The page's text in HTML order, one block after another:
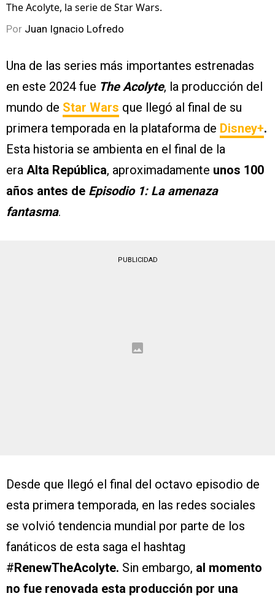
The Acolyte, la serie de Star Wars.
Por Juan Ignacio Lofredo
Una de las series más importantes estrenadas
en este 2024 fue The Acolyte, la producción del
mundo de Star Wars que llegó al final de su
primera temporada en la plataforma de Disney+.
Esta historia se ambienta en el final de la
era Alta República, aproximadamente unos 100
años antes de Episodio 1: La amenaza
fantasma.
PUBLICIDAD
Desde que llegó el final del octavo episodio de
esta primera temporada, en las redes sociales
se volvió tendencia mundial por parte de los
fanáticos de esta saga el hashtag
#RenewTheAcolyte. Sin embargo, al momento
no fue renovada esta producción por una